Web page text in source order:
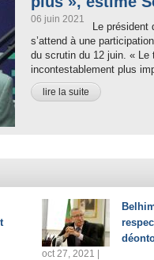
06 juin 2021
Le président
s’attend à une
du scrutin du 12 juin. « Le
incontestablement plus
lire la suite
oct 27, 2021 |